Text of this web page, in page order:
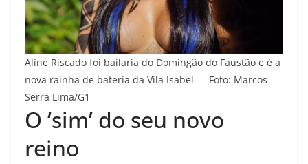
Aline Riscado foi bailaria do Domingão do Faustão e é a
nova rainha de bateria da Vila Isabel — Foto: Marcos
Serra Lima/G1
O ‘sim’ do seu novo
reino